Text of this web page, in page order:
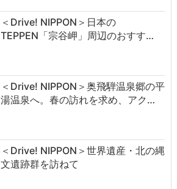
＜Drive! NIPPON＞日本の
TEPPEN「宗谷岬」周辺のおすす…
＜Drive! NIPPON＞奥飛騨温泉郷の平
湯温泉へ。春の訪れを求め、アク…
＜Drive! NIPPON＞世界遺産・北の縄
文遺跡群を訪ねて